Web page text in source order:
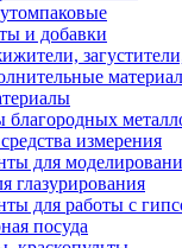
и добавки
благородных
измерения
для
глазурирования
для работы с
посуда